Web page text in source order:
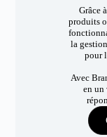
Grâce
produits
la
pour
Avec
en un